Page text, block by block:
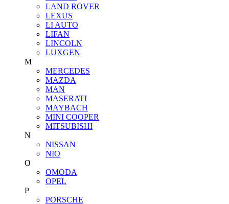
LAND ROVER
LEXUS
LI AUTO
LIFAN
LINCOLN
LUXGEN
M
MERCEDES
MAZDA
MAN
MASERATI
MAYBACH
MINI COOPER
MITSUBISHI
N
NISSAN
NIO
O
OMODA
OPEL
P
PORSCHE